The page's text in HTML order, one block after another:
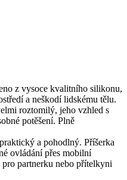
z vysoce kvalitního silikonu,
a neškodí lidskému tělu.
roztomilý, jeho vzhled s
potěšení. Plně
a pohodlný. Příšerka
ovládání přes mobilní
partnerku nebo přítelkyni